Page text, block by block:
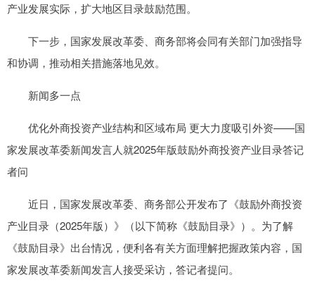
产业发展实际，扩大地区目录鼓励范围。
下一步，国家发展改革委、商务部将会同有关部门加强指导
和协调，推动相关措施落地见效。
新闻多一点
优化外商投资产业结构和区域布局 更大力度吸引外资——国
家发展改革委新闻发言人就2025年版鼓励外商投资产业目录答记
者问
近日，国家发展改革委、商务部公开发布了《鼓励外商投资
产业目录（2025年版）》（以下简称《鼓励目录》）。为了解
《鼓励目录》出台情况，便利各有关方面理解把握政策内容，国
家发展改革委新闻发言人接受采访，答记者提问。